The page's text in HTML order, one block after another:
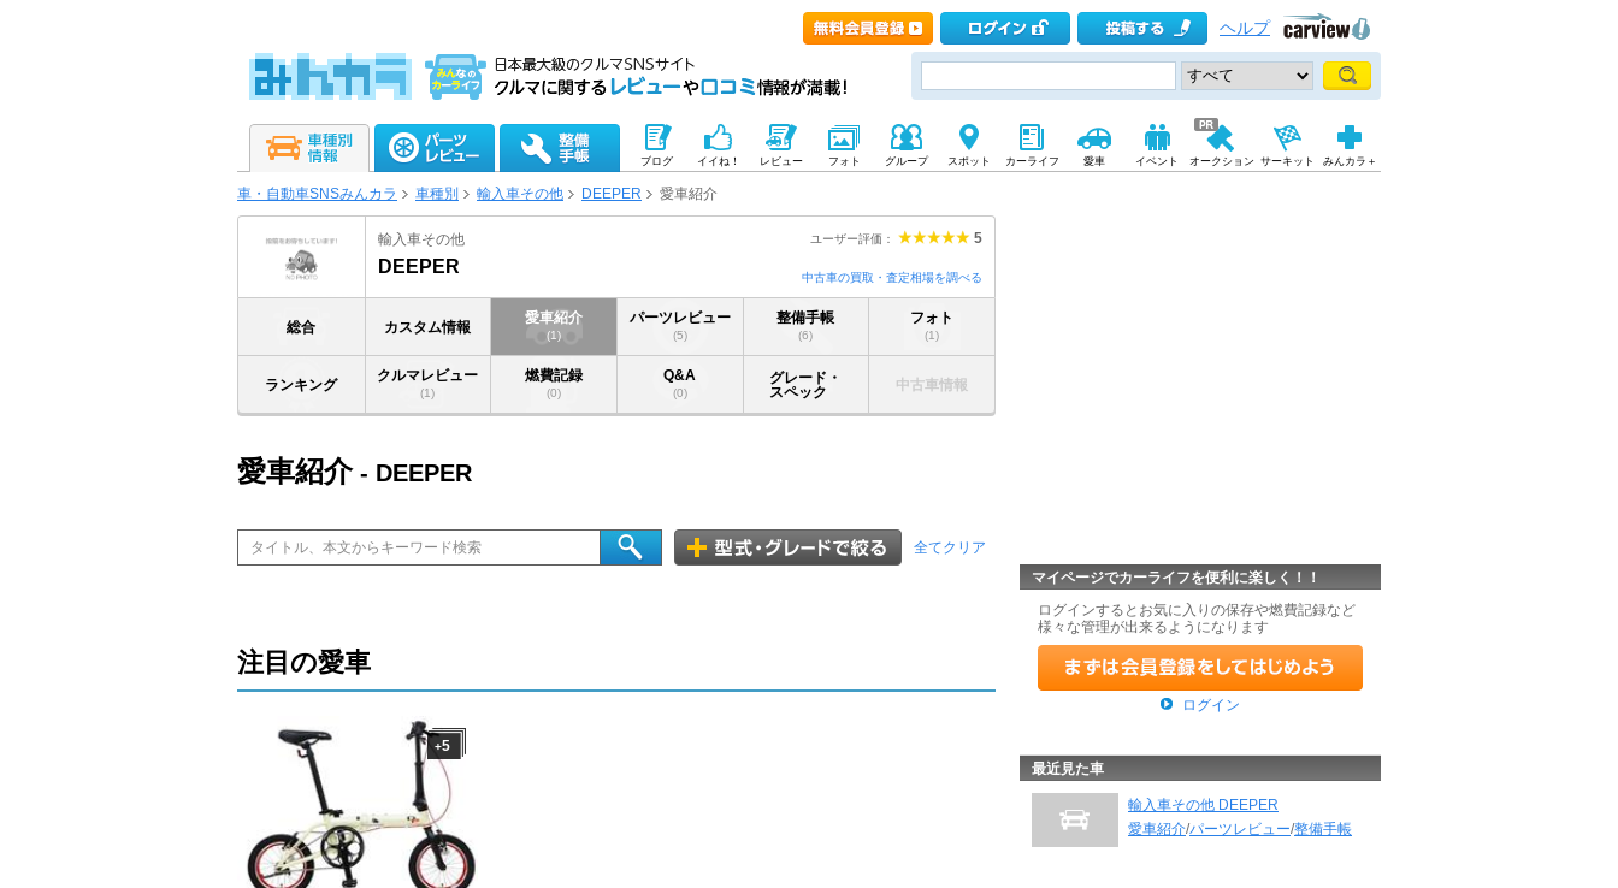
ヘルプ
ブログ イイね！ レビュー フォト グループ スポット カーライフ 愛車 イベント オークション サーキット みんカラ＋
車・自動車SNSみんカラ 車種別 輸入車その他 DEEPER 愛車紹介
ユーザー評価： 5
輸入車その他
DEEPER
中古車の買取・査定相場を調べる
総合 カスタム情報
愛車紹介
(1)
パーツレビュー
(5)
整備手帳
(6)
フォト
(1)
ランキング
クルマレビュー
(1)
燃費記録
(0)
Q&A
(0)
グレード・
スペック
中古車情報
愛車紹介- DEEPER
全てクリア
注目の愛車
+5
マイページでカーライフを便利に楽しく！！
ログインするとお気に入りの保存や燃費記録など
様々な管理が出来るようになります
ログイン
最近見た車
輸入車その他 DEEPER
愛車紹介/パーツレビュー/整備手帳